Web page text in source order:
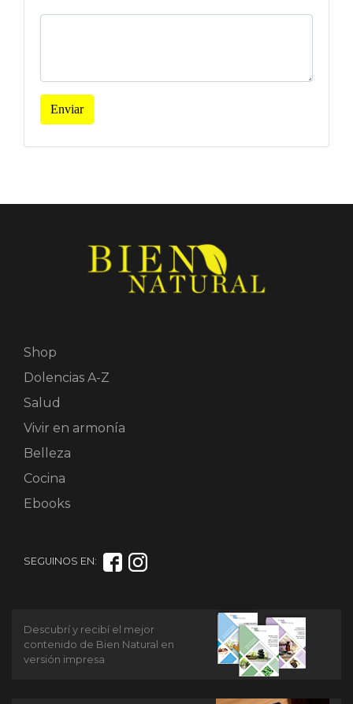
Enviar
Shop
Dolencias A-Z
Salud
Vivir en armonía
Belleza
Cocina
Ebooks
SEGUINOS EN:
Descubrí y recibí el mejor
contenido de Bien Natural en
versión impresa